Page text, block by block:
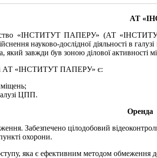
АТ
«ІНСТИТУТ ПАПЕРУ» (АТ
науково-дослідної діяльності в
завжди був зоною ділової активності
АТ «ІНСТИТУТ ПАПЕРУ» є:
ЦПП.
Оренда
Забезпечено цілодобовий
охорони.
яка є ефективним методом обмеження